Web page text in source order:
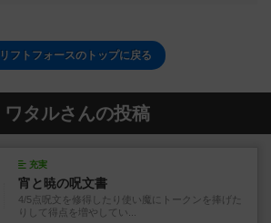
リフトフォースのトップに戻る
ワタルさんの投稿
充実
宵と暁の呪文書
4/5点呪文を修得したり使い魔にトークンを捧げた
りして得点を増やしてい...